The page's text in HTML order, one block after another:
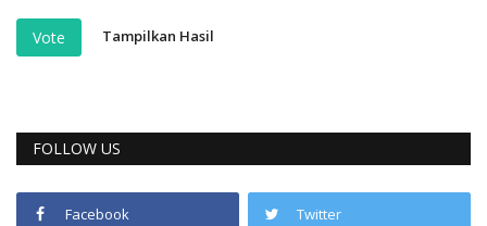
Vote Tampilkan Hasil
FOLLOW US
Facebook Twitter